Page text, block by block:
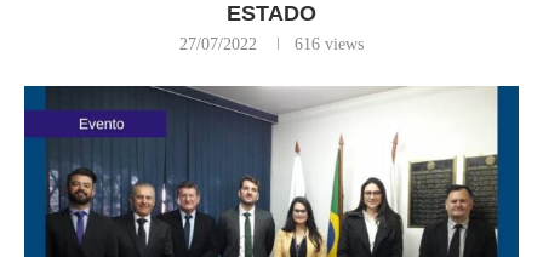
ESTADO
27/07/2022 616 views